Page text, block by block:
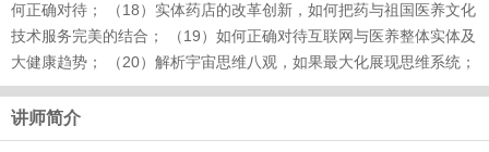
何正确对待； （18）实体药店的改革创新，如何把药与祖国医养文化
技术服务完美的结合； （19）如何正确对待互联网与医养整体实体及
大健康趋势； （20）解析宇宙思维八观，如果最大化展现思维系统；
讲师简介